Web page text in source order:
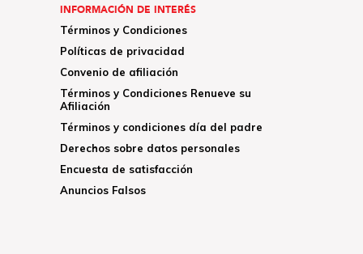
INFORMACIÓN DE INTERÉS
Términos y Condiciones
Políticas de privacidad
Convenio de afiliación
Términos y Condiciones Renueve su
Afiliación
Términos y condiciones día del padre
Derechos sobre datos personales
Encuesta de satisfacción
Anuncios Falsos